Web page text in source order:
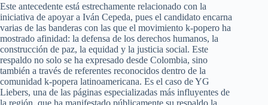
Este antecedente está estrechamente relacionado con la
iniciativa de apoyar a Iván Cepeda, pues el candidato encarna
varias de las banderas con las que el movimiento k-popero ha
mostrado afinidad: la defensa de los derechos humanos, la
construcción de paz, la equidad y la justicia social. Este
respaldo no solo se ha expresado desde Colombia, sino
también a través de referentes reconocidos dentro de la
comunidad k-popera latinoamericana. Es el caso de YG
Liebers, una de las páginas especializadas más influyentes de
la región, que ha manifestado públicamente su respaldo la